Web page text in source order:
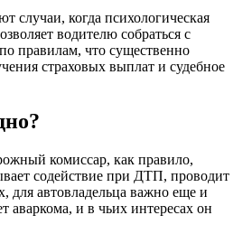
случаи, когда психологическая
водителю собраться с
правилам, что существенно
страховых выплат и судебное
комиссар, как правило,
содействие при ДТП, проводит
для автовладельца важно еще и
аваркома, и в чьих интересах он